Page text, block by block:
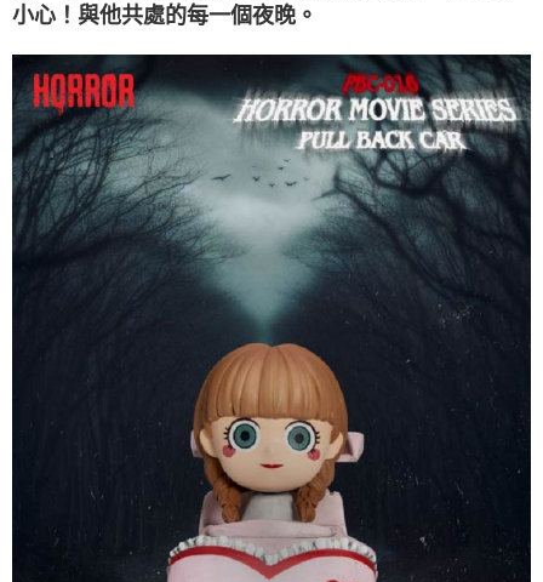
小心！與他共處的每一個夜晚。